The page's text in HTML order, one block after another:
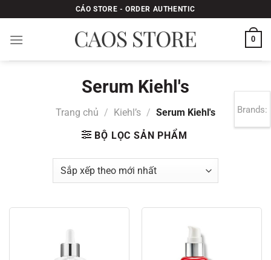
qua
nội
CÁO STORE - ORDER AUTHENTIC
0
Serum Kiehl's
Trang chủ / Kiehl’s / Serum Kiehl's
BỘ LỌC SẢN PHẨM
Brands: